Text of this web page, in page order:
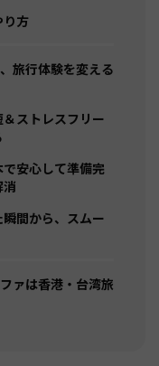
り方
旅行体験を変える
ストレスフリー
安心して準備完
間から、スムー
ァは香港・台湾旅